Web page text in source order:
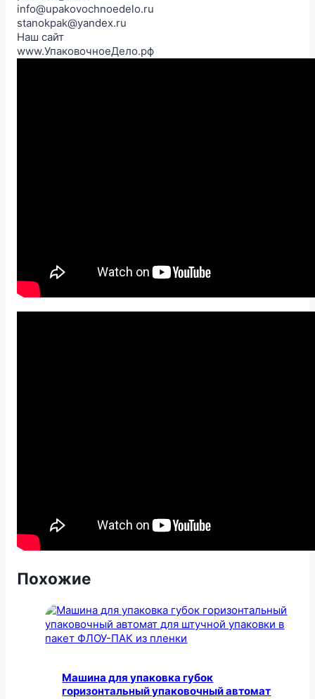
info@upakovochnoedelo.ru
stanokpak@yandex.ru
Наш сайт
www.УпаковочноеДело.рф
Похожие
Машина для упаковка губок
горизонтальный упаковочный автомат